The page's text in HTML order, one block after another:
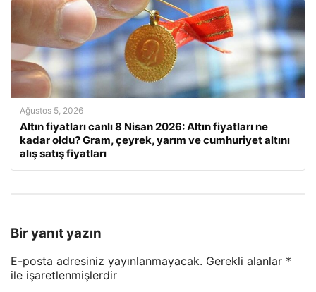
Ağustos 5, 2026
Altın fiyatları canlı 8 Nisan 2026: Altın fiyatları ne
kadar oldu? Gram, çeyrek, yarım ve cumhuriyet altını
alış satış fiyatları
Bir yanıt yazın
E-posta adresiniz yayınlanmayacak. Gerekli alanlar *
ile işaretlenmişlerdir